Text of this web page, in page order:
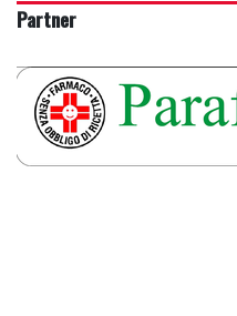
Partner